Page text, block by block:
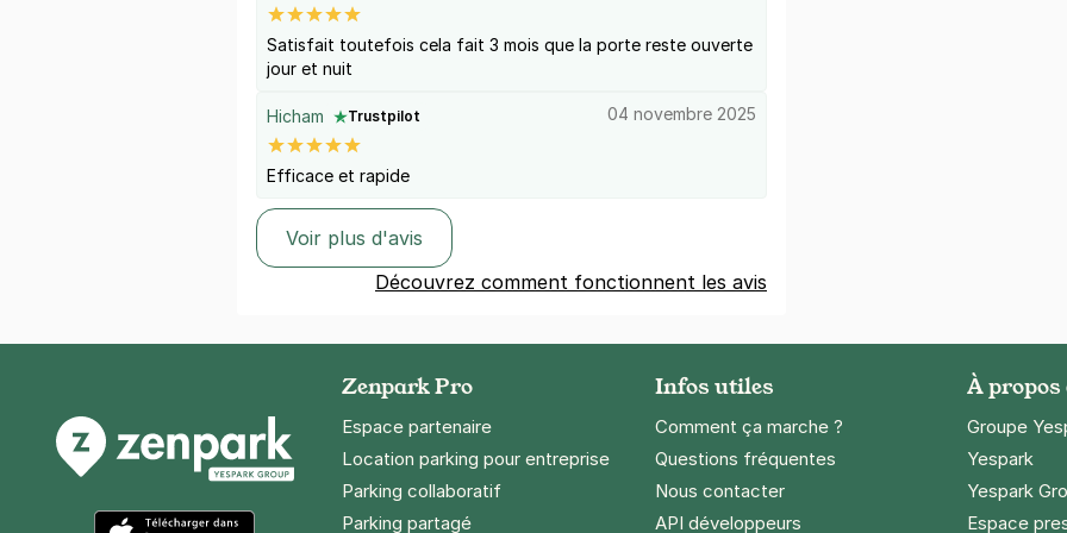
Satisfait toutefois cela fait 3 mois que la porte reste ouverte
jour et nuit
Hicham Trustpilot 04 novembre 2025
Efficace et rapide
Voir plus d'avis
Découvrez comment fonctionnent les avis
Zenpark Pro
Espace partenaire
Location parking pour entreprise
Parking collaboratif
Parking partagé
Infos utiles
Comment ça marche ?
Questions fréquentes
Nous contacter
API développeurs
À propos
Groupe
Yespark
Yespark
Espace